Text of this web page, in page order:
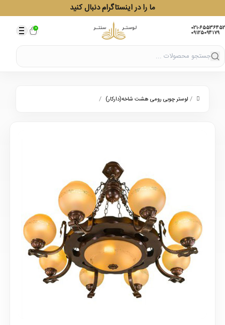
ما را در اینستاگرام دنبال کنید
021-65536452
09125094179
0
/ لوستر چوبی رومی هشت شاخه(دارکار) /